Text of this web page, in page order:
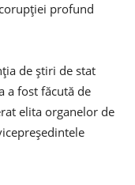
profund
de știri de stat
a fost făcută de
elita organelor de